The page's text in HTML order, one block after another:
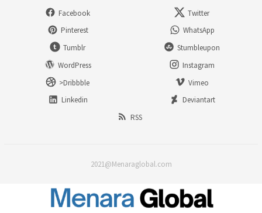
Facebook
Twitter
Pinterest
WhatsApp
Tumblr
Stumbleupon
WordPress
Instagram
>Dribbble
Vimeo
Linkedin
Deviantart
RSS
2021@Menaraglobal.com